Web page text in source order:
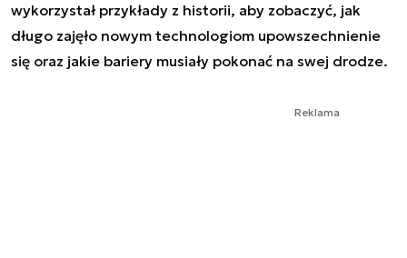
wykorzystał przykłady z historii, aby zobaczyć, jak
długo zajęło nowym technologiom upowszechnienie
się oraz jakie bariery musiały pokonać na swej drodze.
Reklama